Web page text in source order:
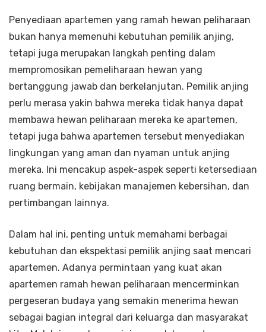
Penyediaan apartemen yang ramah hewan peliharaan
bukan hanya memenuhi kebutuhan pemilik anjing,
tetapi juga merupakan langkah penting dalam
mempromosikan pemeliharaan hewan yang
bertanggung jawab dan berkelanjutan. Pemilik anjing
perlu merasa yakin bahwa mereka tidak hanya dapat
membawa hewan peliharaan mereka ke apartemen,
tetapi juga bahwa apartemen tersebut menyediakan
lingkungan yang aman dan nyaman untuk anjing
mereka. Ini mencakup aspek-aspek seperti ketersediaan
ruang bermain, kebijakan manajemen kebersihan, dan
pertimbangan lainnya.
Dalam hal ini, penting untuk memahami berbagai
kebutuhan dan ekspektasi pemilik anjing saat mencari
apartemen. Adanya permintaan yang kuat akan
apartemen ramah hewan peliharaan mencerminkan
pergeseran budaya yang semakin menerima hewan
sebagai bagian integral dari keluarga dan masyarakat